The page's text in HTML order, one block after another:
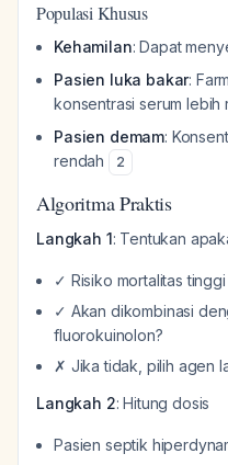
Populasi Khusus
Kehamilan: Dapat
Pasien luka bakar:
konsentrasi serum lebih
Pasien demam:
rendah
2
Algoritma Praktis
Langkah 1: Tentukan
✓ Risiko mortalitas
✓ Akan dikombinasi
fluorokuinolon?
✗ Jika tidak, pilih agen
Langkah 2: Hitung dosis
Pasien septik